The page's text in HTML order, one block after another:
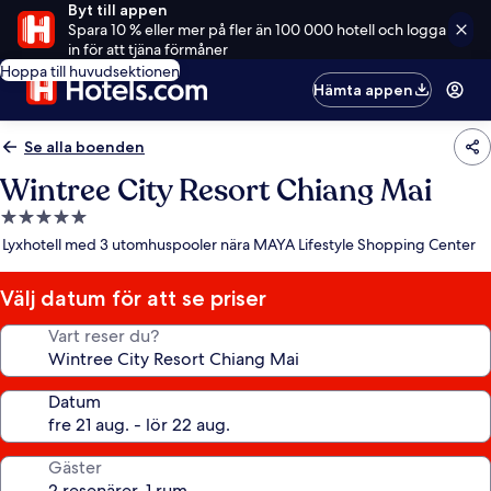
Byt till appen
Spara 10 % eller mer på fler än 100 000 hotell och logga
in för att tjäna förmåner
Hoppa till huvudsektionen
Hämta appen
Se alla boenden
Wintree City Resort Chiang Mai
5.0-
stjärnigt
Lyxhotell med 3 utomhuspooler nära MAYA Lifestyle Shopping Center
Välj datum för att se priser
Vart reser du?
Datum
Gäster